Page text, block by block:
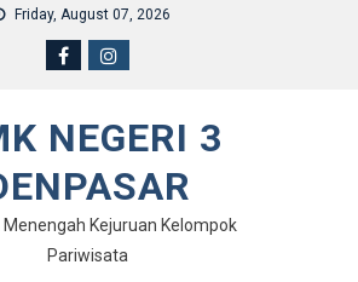
Friday, August 07, 2026
NEGERI 3
Kejuruan Kelompok
Pariwisata